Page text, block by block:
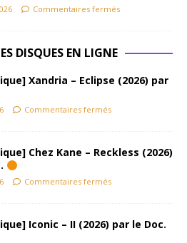
Commentaires fermés
DISQUES EN LIGNE
Xandria – Eclipse (2026) par
Commentaires fermés
Chez Kane – Reckless (2026)
Commentaires fermés
Iconic – II (2026) par le Doc.